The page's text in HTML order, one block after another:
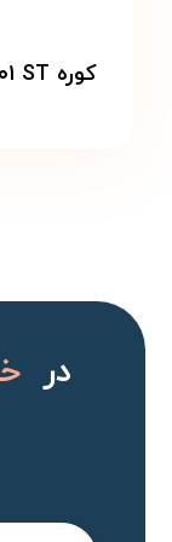
کوره SNOL ۳/۱۱۰۰ LHM۰۱ ST
در